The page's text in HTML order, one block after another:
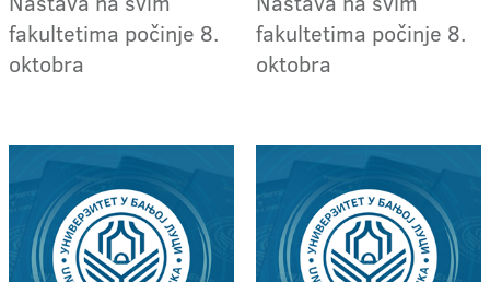
fakultetima počinje 8.
oktobra
fakultetima počinje 8.
oktobra